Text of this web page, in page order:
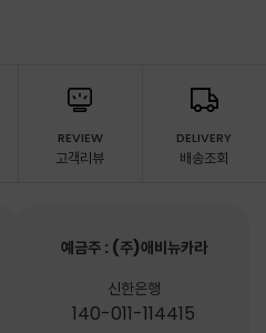
REVIEW
고객리뷰
DELIVERY
배송조회
예금주 : (주)애비뉴카라
신한은행
140-011-114415